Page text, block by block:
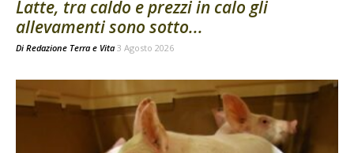
Latte, tra caldo e prezzi in calo gli
allevamenti sono sotto...
Di Redazione Terra e Vita 3 Agosto 2026